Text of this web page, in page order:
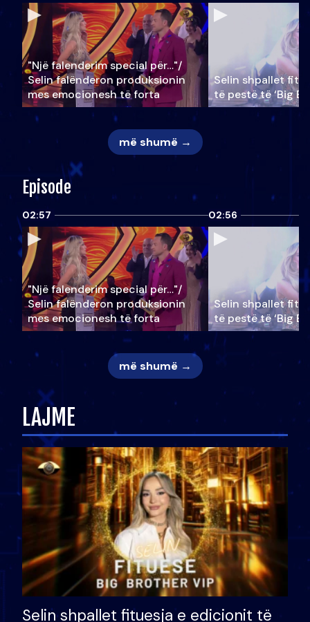
"Një falenderim special për…"/
Selin falënderon produksionin
mes emocionesh të forta
Selin shpallet
të pestë të ‘Big
më shumë →
Episode
02:57
"Një falenderim special për…"/
Selin falënderon produksionin
mes emocionesh të forta
02:56
Selin shpallet
të pestë të ‘Big
më shumë →
LAJME
Selin shpallet fituesja e edicionit të